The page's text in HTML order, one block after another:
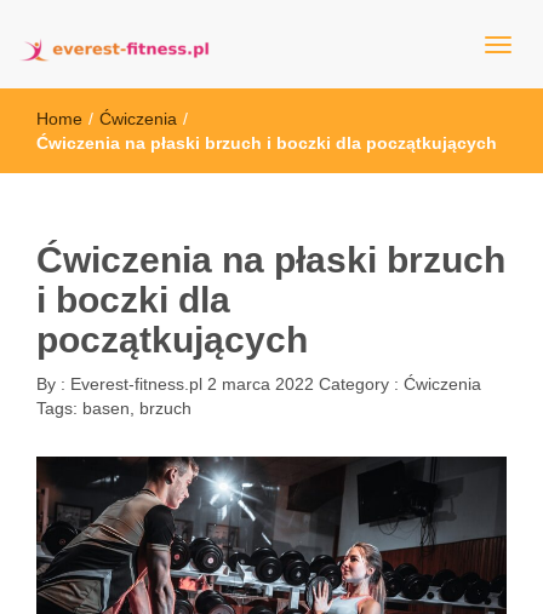
everest-fitness.pl
Home / Ćwiczenia /
Ćwiczenia na płaski brzuch i boczki dla początkujących
Ćwiczenia na płaski brzuch
i boczki dla
początkujących
By : Everest-fitness.pl 2 marca 2022 Category : Ćwiczenia
Tags: basen brzuch